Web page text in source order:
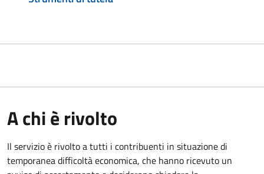
A chi è rivolto
Il servizio è rivolto a tutti i contribuenti in situazione di
temporanea difficoltà economica, che hanno ricevuto un